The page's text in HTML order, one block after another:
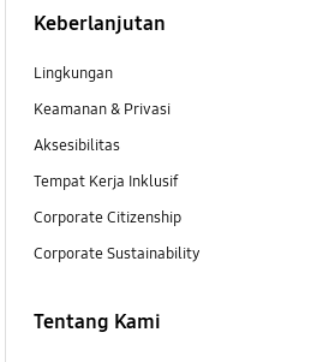
Keberlanjutan
Lingkungan
Keamanan & Privasi
Aksesibilitas
Tempat Kerja Inklusif
Corporate Citizenship
Corporate Sustainability
Tentang Kami